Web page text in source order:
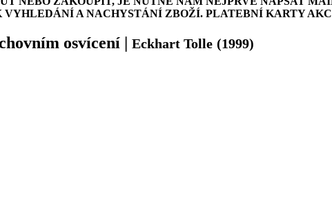
VYHLEDÁNÍ A NACHYSTÁNÍ ZBOŽÍ. PLATEBNÍ KARTY
osvícení | Eckhart Tolle (1999)